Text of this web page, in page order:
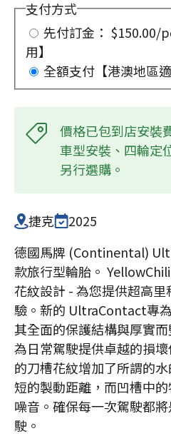
支付方式
先付訂金： $150.00/
用】
全額支付【港澳地區適
價格已包到店安裝
車型安裝、四輪定
另行選購。
捷克
2025
德國馬牌 (Continental)
款旅行型輪胎。
花紋設計 - 為您提供超高
驗。新的 UltraContact專
其全面的保護結構與厚實
為日常駕駛提供卓越的損
的刀槽花紋增加了所謂的
短的製動距離，而凹槽中
噪音。確保每一次駕駛都
駛。